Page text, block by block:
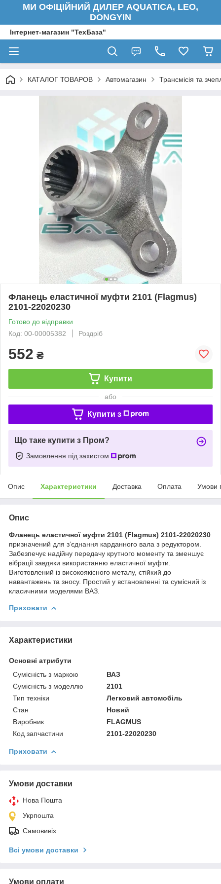
МИ ОФІЦІЙНИЙ ДИЛЕР AQUATICA, LEO,
DONGYIN
Інтернет-магазин "ТехБаза"
КАТАЛОГ ТОВАРОВ Автомагазин Трансмісія та
Фланець еластичної муфти 2101 (Flagmus)
2101-22020230
Готово до відправки
Код: 00-00005382
Роздріб
552 ₴
Купити
або
Купити з
Що таке купити з Пром?
Замовлення під захистом
Опис Характеристики Доставка Оплата Умови
Опис
Фланець еластичної муфти 2101 (Flagmus) 2101-22020230
призначений для з’єднання карданного вала з редуктором.
Забезпечує надійну передачу крутного моменту та зменшує
вібрації завдяки використанню еластичної муфти.
Виготовлений із високоякісного металу, стійкий до
навантажень та зносу. Простий у встановленні та сумісний із
класичними моделями ВАЗ.
Приховати
Характеристики
Основні атрибути
Сумісність з маркою
ВАЗ
Сумісність з моделлю
2101
Тип техніки
Легковий автомобіль
Стан
Новий
Виробник
FLAGMUS
Код запчастини
2101-22020230
Приховати
Умови доставки
Нова Пошта
Укрпошта
Самовивіз
Всі умови доставки
Умови оплати